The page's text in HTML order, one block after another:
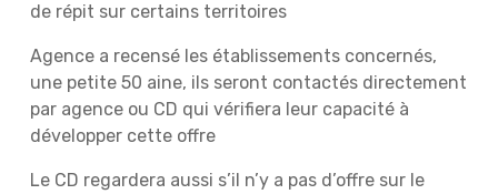
de répit sur certains territoires
Agence a recensé les établissements concernés,
une petite 50 aine, ils seront contactés directement
par agence ou CD qui vérifiera leur capacité à
développer cette offre
Le CD regardera aussi s’il n’y a pas d’offre sur le